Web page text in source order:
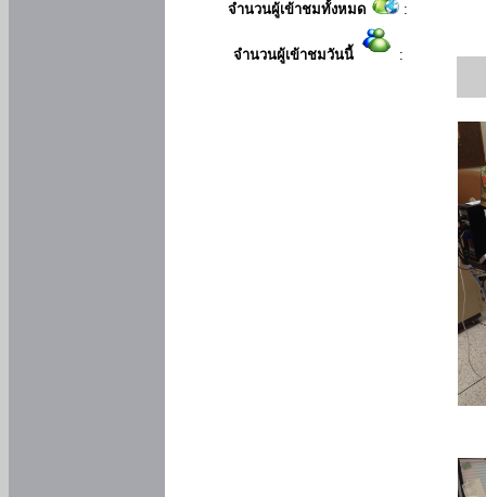
จำนวนผู้เข้าชมทั้งหมด :
จำนวนผู้เข้าชมวันนี้ :